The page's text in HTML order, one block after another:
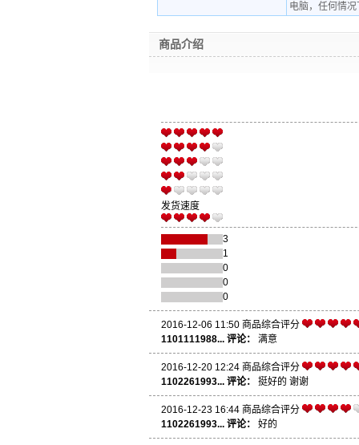
电脑，任何情
商品介绍
发货速度
3
1
0
0
0
2016-12-06 11:50 商品综合评分
1101111988... 评论：
满意
2016-12-20 12:24 商品综合评分
1102261993... 评论：
挺好的 谢谢
2016-12-23 16:44 商品综合评分
1102261993... 评论：
好的